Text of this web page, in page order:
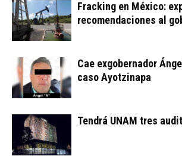
Fracking en México:
recomendaciones al
Cae exgobernador
caso Ayotzinapa
Tendrá UNAM tres